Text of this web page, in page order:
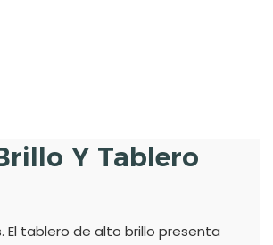
Y Tablero
tablero de alto brillo presenta